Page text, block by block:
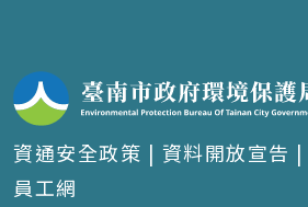
資通安全政策 | 資料開放宣告 |
員工網